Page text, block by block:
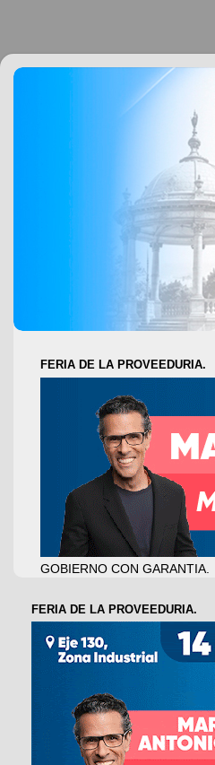
FERIA DE LA PROVEEDURIA.
GOBIERNO CON GARANTIA.
FERIA DE LA PROVEEDURIA.